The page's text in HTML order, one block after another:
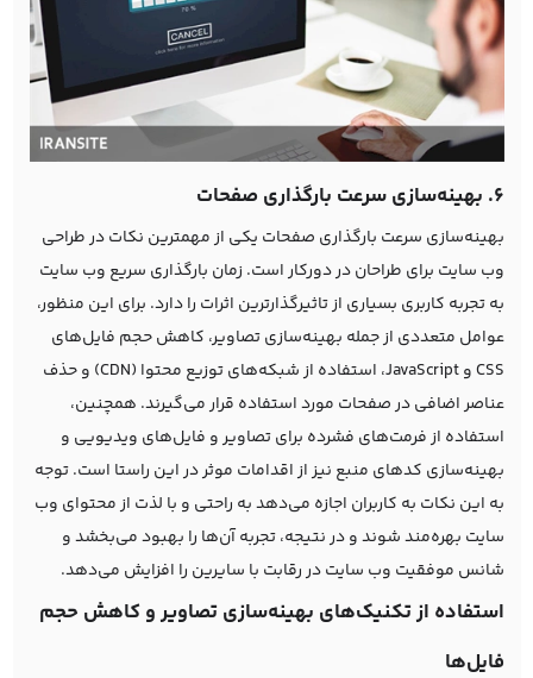
6. بهینه‌سازی سرعت بارگذاری صفحات
بهینه‌سازی سرعت بارگذاری صفحات یکی از مهمترین نکات در طراحی
وب سایت برای طراحان در دورکار است. زمان بارگذاری سریع وب سایت
به تجربه کاربری بسیاری از تاثیرگذارترین اثرات را دارد. برای این منظور،
عوامل متعددی از جمله بهینه‌سازی تصاویر، کاهش حجم فایل‌های
CSS و JavaScript، استفاده از شبکه‌های توزیع محتوا (CDN) و حذف
عناصر اضافی در صفحات مورد استفاده قرار می‌گیرند. همچنین،
استفاده از فرمت‌های فشرده برای تصاویر و فایل‌های ویدیویی و
بهینه‌سازی کدهای منبع نیز از اقدامات موثر در این راستا است. توجه
به این نکات به کاربران اجازه می‌دهد به راحتی و با لذت از محتوای وب
سایت بهره‌مند شوند و در نتیجه، تجربه آن‌ها را بهبود می‌بخشد و
شانس موفقیت وب سایت در رقابت با سایرین را افزایش می‌دهد.
استفاده از تکنیک‌های بهینه‌سازی تصاویر و کاهش حجم
فایل‌ها